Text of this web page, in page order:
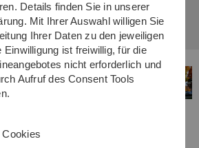
Forschung und
... Aktuelles
erhält Julia Polak
Details finden Sie in unserer
Mit Ihrer Auswahl willigen Sie
Ihrer Daten zu den jeweiligen
Einwilligung ist freiwillig, für die
nicht erforderlich und
Aufruf des Consent Tools
Cookies